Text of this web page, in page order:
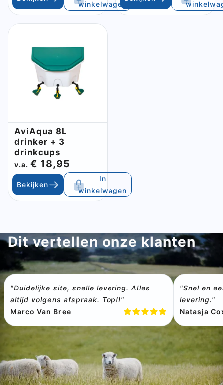
winkelwagen
AviAqua 8L
drinker + 3
drinkcups
v.a. € 18,95
Bekijken
In
winkelwagen
Dit vertellen onze klanten
"Duidelijke site, snelle levering. Alles
altijd volgens afspraak. Top!!"
Marco Van Bree
"Snel en
levering."
Natasja